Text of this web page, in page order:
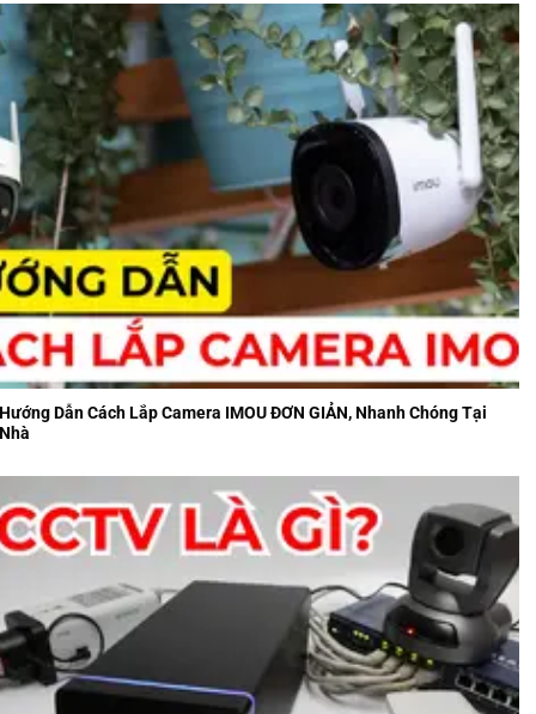
Hướng Dẫn Cách Lắp Camera IMOU ĐƠN GIẢN, Nhanh Chóng Tại
Nhà